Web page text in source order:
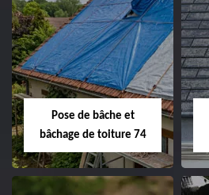
Pose de bâche et
bâchage de toiture 74